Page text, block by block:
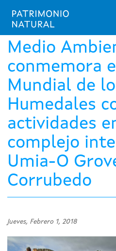
Pasar
contenido
Medio
conmemora
Mundial de
Humedales
actividades
complejo
Umia-O
Corrubedo
Jueves, Febrero 1, 2018